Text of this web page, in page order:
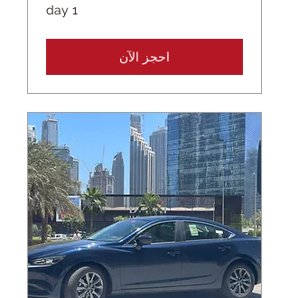
1 day
احجز الآن